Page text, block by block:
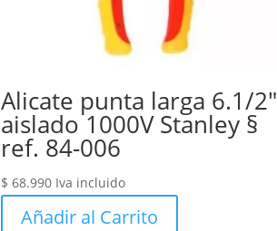
Alicate punta larga 6.1/2″
aislado 1000V Stanley §
ref. 84-006
$ 68.990 Iva incluido
Añadir al Carrito